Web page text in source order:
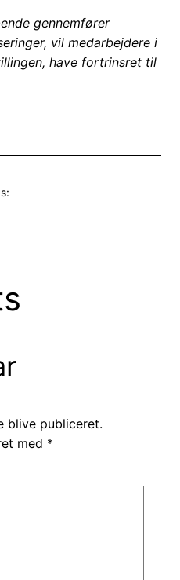
gennemfører
vil medarbejdere i
have fortrinsret til
blive publiceret.
med *